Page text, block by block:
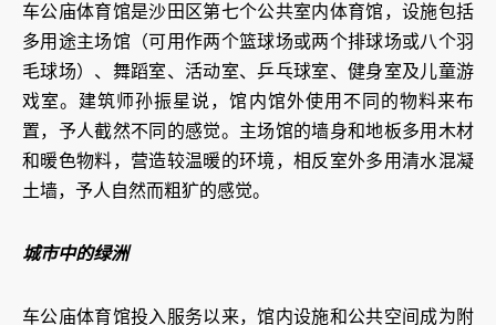
车公庙体育馆是沙田区第七个公共室内体育馆，设施包括
多用途主场馆（可用作两个篮球场或两个排球场或八个羽
毛球场）、舞蹈室、活动室、乒乓球室、健身室及儿童游
戏室。建筑师孙振星说，馆内馆外使用不同的物料来布
置，予人截然不同的感觉。主场馆的墙身和地板多用木材
和暖色物料，营造较温暖的环境，相反室外多用清水混凝
土墙，予人自然而粗犷的感觉。
城市中的绿洲
车公庙体育馆投入服务以来，馆内设施和公共空间成为附